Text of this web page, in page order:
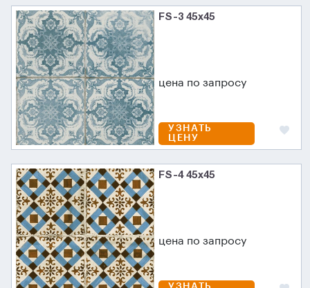
FS-3 45х45
цена по запросу
УЗНАТЬ
ЦЕНУ
FS-4 45х45
цена по запросу